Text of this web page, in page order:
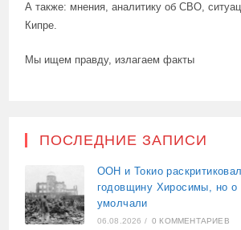
А также: мнения, аналитику об СВО,
Кипре.
Мы ищем правду, излагаем факты
ПОСЛЕДНИЕ ЗАПИСИ
ООН и Токио
годовщину Хиросимы, но
умолчали
06.08.2026 / 0 КОММЕНТАРИЕВ